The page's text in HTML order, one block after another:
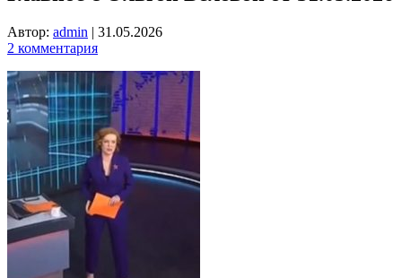
Автор: admin | 31.05.2026
2 комментария